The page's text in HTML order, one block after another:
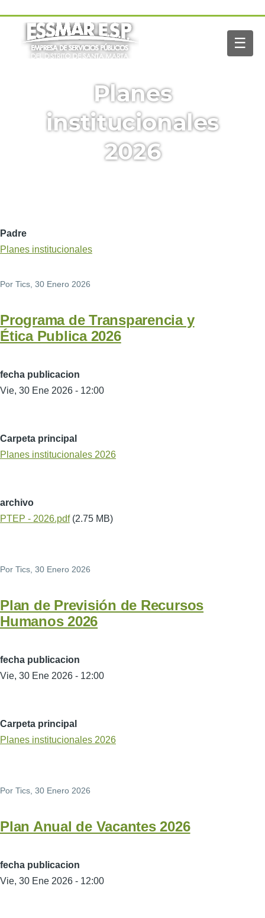
☰
Navegación
principal
Inicio
Nosotros
Noticias
Planes
institucionales
2026
Padre
Planes institucionales
Por Tics, 30 Enero 2026
Programa de Transparencia y
Ética Publica 2026
fecha publicacion
Vie, 30 Ene 2026 - 12:00
Carpeta principal
Planes institucionales 2026
archivo
PTEP - 2026.pdf (2.75 MB)
Por Tics , 30 Enero 2026
Plan de Previsión de Recursos
Humanos 2026
fecha publicacion
Vie, 30 Ene 2026 - 12:00
Carpeta principal
Planes institucionales 2026
Por Tics , 30 Enero 2026
Plan Anual de Vacantes 2026
fecha publicacion
Vie, 30 Ene 2026 - 12:00